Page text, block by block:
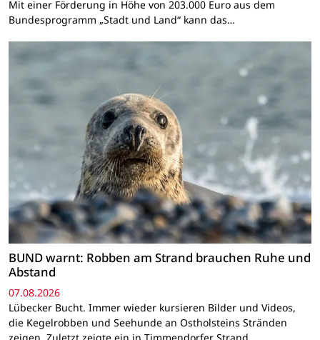
Mit einer Förderung in Höhe von 203.000 Euro aus dem
Bundesprogramm „Stadt und Land“ kann das…
BUND warnt: Robben am Strand brauchen Ruhe und
Abstand
07.08.2026
Lübecker Bucht. Immer wieder kursieren Bilder und Videos,
die Kegelrobben und Seehunde an Ostholsteins Stränden